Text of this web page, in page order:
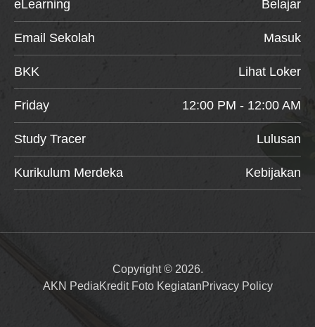
eLearning Belajar
Email Sekolah Masuk
BKK Lihat Loker
Friday 12:00 PM - 12:00 AM
Study Tracer Lulusan
Kurikulum Merdeka Kebijakan
Copyright © 2026.
AKN PediaKredit Foto KegiatanPrivacy Policy